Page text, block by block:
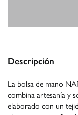
Descripción
La bolsa de mano
combina artesanía y
elaborado con un